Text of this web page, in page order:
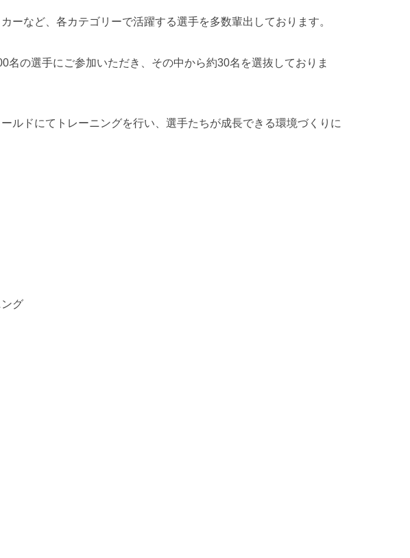
ーなど、各カテゴリーで活躍する選手を多数輩出しております。
名の選手にご参加いただき、その中から約30名を選抜しておりま
ルドにてトレーニングを行い、選手たちが成長できる環境づくりに
グ